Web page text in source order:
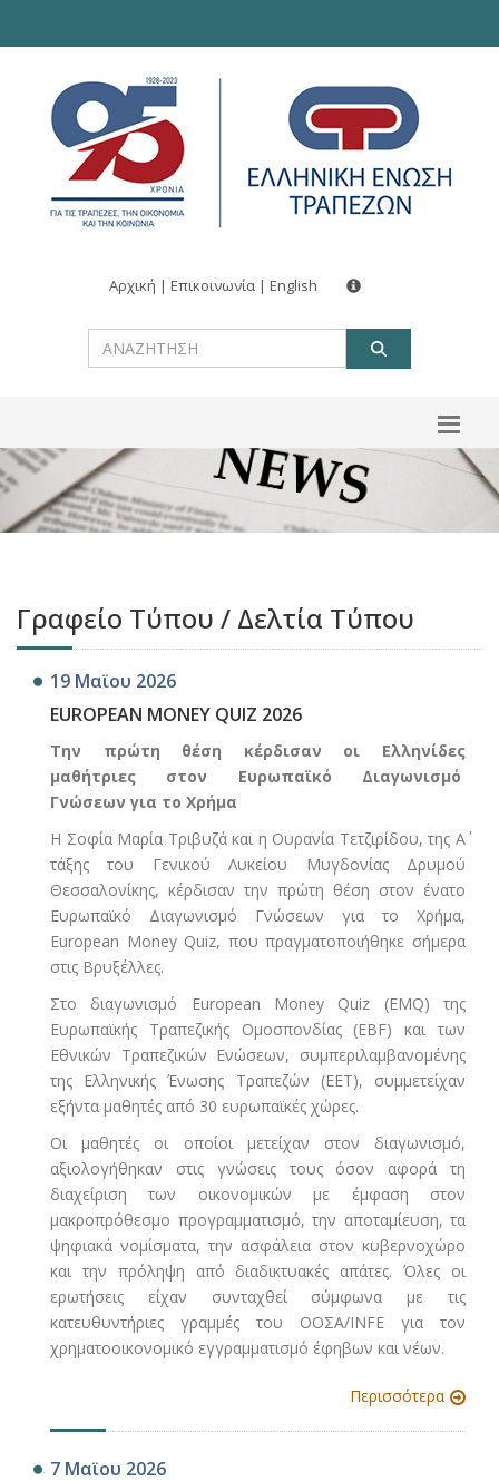
Αρχική | Επικοινωνία | English
Γραφείο Τύπου / Δελτία Τύπου
19 Μαϊου 2026
EUROPEAN MONEY QUIZ 2026
Την πρώτη θέση κέρδισαν οι Ελληνίδες
μαθήτριες στον Ευρωπαϊκό Διαγωνισμό
Γνώσεων για το Χρήμα
Η Σοφία Μαρία Τριβυζά και η Ουρανία Τετζιρίδου, της Α΄
τάξης του Γενικού Λυκείου Μυγδονίας Δρυμού
Θεσσαλονίκης, κέρδισαν την πρώτη θέση στον ένατο
Ευρωπαϊκό Διαγωνισμό Γνώσεων για το Χρήμα,
European Money Quiz, που πραγματοποιήθηκε σήμερα
στις Βρυξέλλες.
Στο διαγωνισμό European Money Quiz (EMQ) της
Ευρωπαϊκής Τραπεζικής Ομοσπονδίας (EBF) και των
Εθνικών Τραπεζικών Ενώσεων, συμπεριλαμβανομένης
της Ελληνικής Ένωσης Τραπεζών (ΕΕΤ), συμμετείχαν
εξήντα μαθητές από 30 ευρωπαϊκές χώρες.
Οι μαθητές οι οποίοι μετείχαν στον διαγωνισμό,
αξιολογήθηκαν στις γνώσεις τους όσον αφορά τη
διαχείριση των οικονομικών με έμφαση στον
μακροπρόθεσμο προγραμματισμό, την αποταμίευση, τα
ψηφιακά νομίσματα, την ασφάλεια στον κυβερνοχώρο
και την πρόληψη από διαδικτυακές απάτες. Όλες οι
ερωτήσεις είχαν συνταχθεί σύμφωνα με τις
κατευθυντήριες γραμμές του ΟΟΣΑ/INFE για τον
χρηματοοικονομικό εγγραμματισμό έφηβων και νέων.
Περισσότερα
7 Μαϊου 2026